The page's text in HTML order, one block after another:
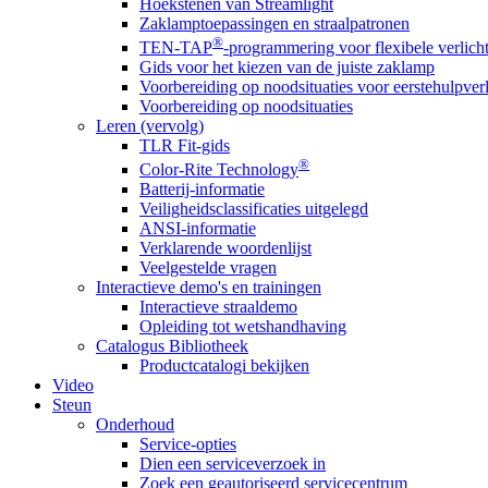
Zaklamptoepassingen en straalpatronen
TEN-TAP®-programmering voor flexibele
Gids voor het kiezen van de juiste zaklamp
Voorbereiding op noodsituaties voor
Voorbereiding op noodsituaties
Leren (vervolg)
TLR Fit-gids
Color-Rite Technology®
Batterij-informatie
Veiligheidsclassificaties uitgelegd
ANSI-informatie
Verklarende woordenlijst
Veelgestelde vragen
Interactieve demo's en trainingen
Interactieve straaldemo
Opleiding tot wetshandhaving
Catalogus Bibliotheek
Productcatalogi bekijken
Video
Steun
Onderhoud
Service-opties
Dien een serviceverzoek in
Zoek een geautoriseerd servicecentrum